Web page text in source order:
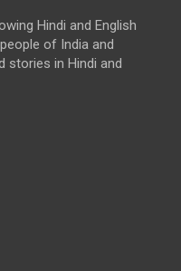
Hindi and English
of India and
stories in Hindi and